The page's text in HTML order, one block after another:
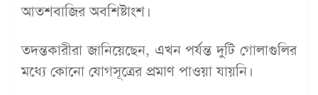
আতশবাজির অবশিষ্টাংশ।
তদন্তকারীরা জানিয়েছেন, এখন পর্যন্ত দুটি গোলাগুলির
মধ্যে কোনো যোগসূত্রের প্রমাণ পাওয়া যায়নি।